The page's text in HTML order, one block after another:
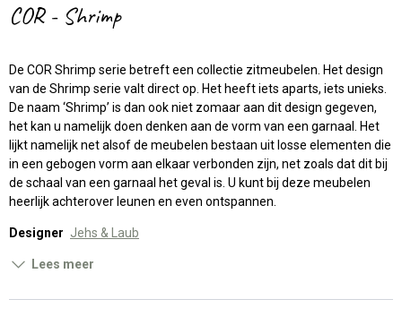
COR - Shrimp
De COR Shrimp serie betreft een collectie zitmeubelen. Het design
van de Shrimp serie valt direct op. Het heeft iets aparts, iets unieks.
De naam ‘Shrimp’ is dan ook niet zomaar aan dit design gegeven,
het kan u namelijk doen denken aan de vorm van een garnaal. Het
lijkt namelijk net alsof de meubelen bestaan uit losse elementen die
in een gebogen vorm aan elkaar verbonden zijn, net zoals dat dit bij
de schaal van een garnaal het geval is. U kunt bij deze meubelen
heerlijk achterover leunen en even ontspannen.
Designer Jehs & Laub
Lees meer